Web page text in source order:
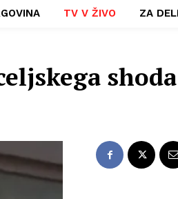
TV V ŽIVO ZA